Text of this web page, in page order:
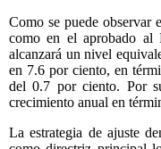
Como se puede observar
como en el aprobado al
alcanzará un nivel
en 7.6 por ciento, en
del 0.7 por ciento. Por
crecimiento anual en
La estrategia de ajuste